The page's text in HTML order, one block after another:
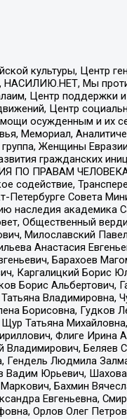
культуры, Центр
НАСИЛИЮ.НЕТ, Мы
Центр поддержки
Центр
осужденным и их
Мемориал,
Женщины
гражданских
ПО ПРАВАМ
содействие,
Петербурге Совета
наследия академика
Общественный
Милославский
Анастасия
Барахоев
Каргалицкий Борис
Борис Альбертович,
Владимировна,
Борисовна,
Татьяна
Флиге Ирина
Беляев
Гендель Людмила
Юрьевич,
Бахмин
Евгеньевна,
Орлов Олег